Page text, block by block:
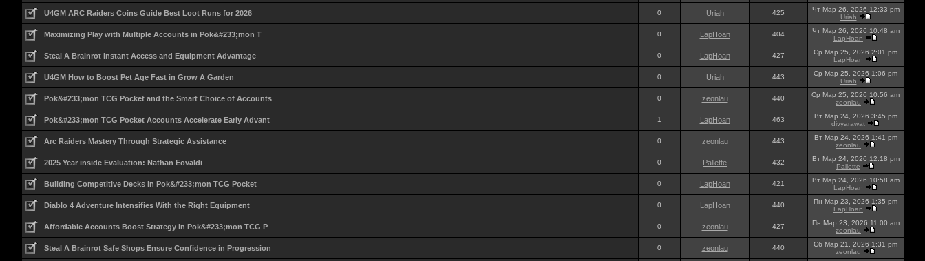
U4GM ARC Raiders Coins Guide Best Loot Runs for 2026 0 Uriah 425
Чт Мар 26, 2026 12:33 pm
Uriah
Maximizing Play with Multiple Accounts in Pok&#233;mon T 0 LapHoan 404
Чт Мар 26, 2026 10:48 am
LapHoan
Steal A Brainrot Instant Access and Equipment Advantage 0 LapHoan 427
Ср Мар 25, 2026 2:01 pm
LapHoan
U4GM How to Boost Pet Age Fast in Grow A Garden 0 Uriah 443
Ср Мар 25, 2026 1:06 pm
Uriah
Pok&#233;mon TCG Pocket and the Smart Choice of Accounts 0 zeonlau 440
Ср Мар 25, 2026 10:56 am
zeonlau
Pok&#233;mon TCG Pocket Accounts Accelerate Early Advant 1 LapHoan 463
Вт Мар 24, 2026 3:45 pm
divyarawat
Arc Raiders Mastery Through Strategic Assistance 0 zeonlau 443
Вт Мар 24, 2026 1:41 pm
zeonlau
2025 Year inside Evaluation: Nathan Eovaldi 0 Pallette 432
Вт Мар 24, 2026 12:18 pm
Pallette
Building Competitive Decks in Pok&#233;mon TCG Pocket 0 LapHoan 421
Вт Мар 24, 2026 10:58 am
LapHoan
Diablo 4 Adventure Intensifies With the Right Equipment 0 LapHoan 440
Пн Мар 23, 2026 1:35 pm
LapHoan
Affordable Accounts Boost Strategy in Pok&#233;mon TCG P 0 zeonlau 427
Пн Мар 23, 2026 11:00 am
zeonlau
Steal A Brainrot Safe Shops Ensure Confidence in Progression 0 zeonlau 440
Сб Мар 21, 2026 1:31 pm
zeonlau